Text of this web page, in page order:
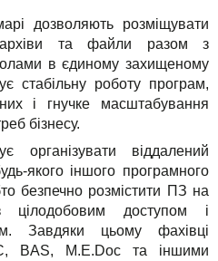
дозволяють розміщувати
архіви та файли разом з
в єдиному захищеному
стабільну роботу програм,
і гнучке масштабування
бізнесу.
організувати віддалений
якого іншого програмного
безпечно розмістити ПЗ на
цілодобовим доступом і
Завдяки цьому фахівці
BAS, M.E.Doc та іншими